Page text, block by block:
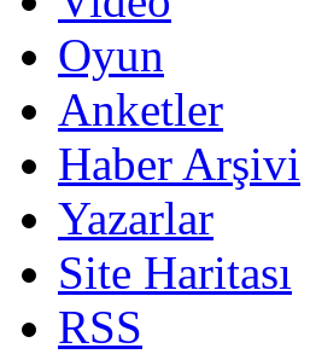
Oyun
Anketler
Haber Arşivi
Yazarlar
Site Haritası
RSS